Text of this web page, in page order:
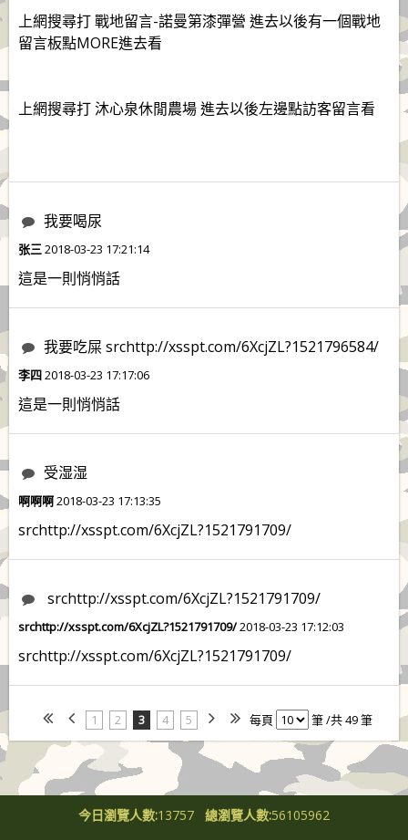
上網搜尋打 戰地留言-諾曼第漆彈營 進去以後有一個戰地
留言板點MORE進去看
上網搜尋打 沐心泉休閒農場 進去以後左邊點訪客留言看
我要喝尿
张三2018-03-23 17:21:14
這是一則悄悄話
我要吃屎 srchttp://xsspt.com/6XcjZL?1521796584/
李四2018-03-23 17:17:06
這是一則悄悄話
受湿湿
啊啊啊2018-03-23 17:13:35
srchttp://xsspt.com/6XcjZL?1521791709/
srchttp://xsspt.com/6XcjZL?1521791709/
srchttp://xsspt.com/6XcjZL?1521791709/2018-03-23 17:12:03
srchttp://xsspt.com/6XcjZL?1521791709/
1 2 3 4 5 每頁 筆 /共 49 筆
今日瀏覽人數:13757 總瀏覽人數:56105962